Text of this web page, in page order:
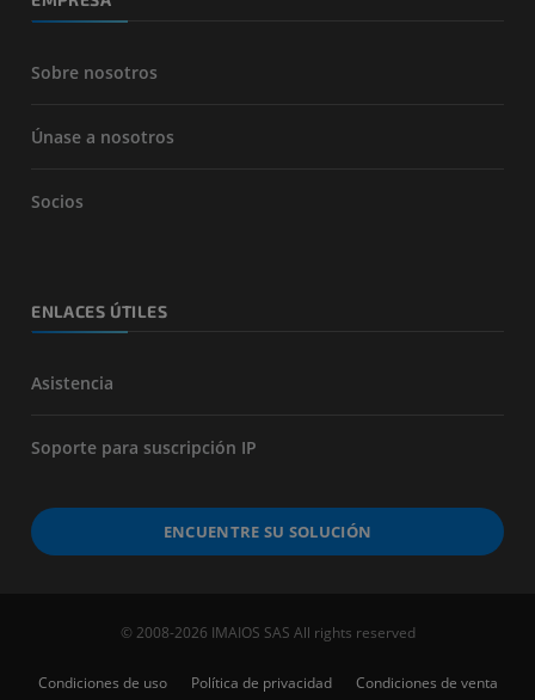
Sobre nosotros
Únase a nosotros
Socios
ENLACES ÚTILES
Asistencia
Soporte para suscripción IP
ENCUENTRE SU SOLUCIÓN
© 2008-2026 IMAIOS SAS All rights reserved
Condiciones de uso Política de privacidad Condiciones de venta